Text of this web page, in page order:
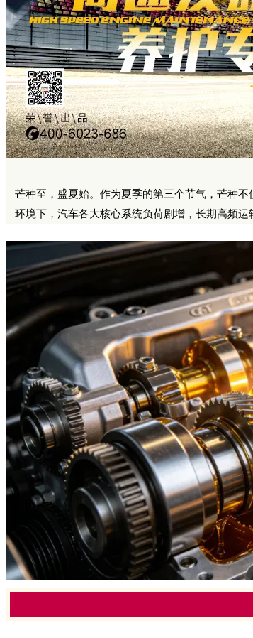
芒种至，盛夏始。 作为夏季的第三个节气，芒种
环境下，汽车各大核心系统负荷剧增，长期高频